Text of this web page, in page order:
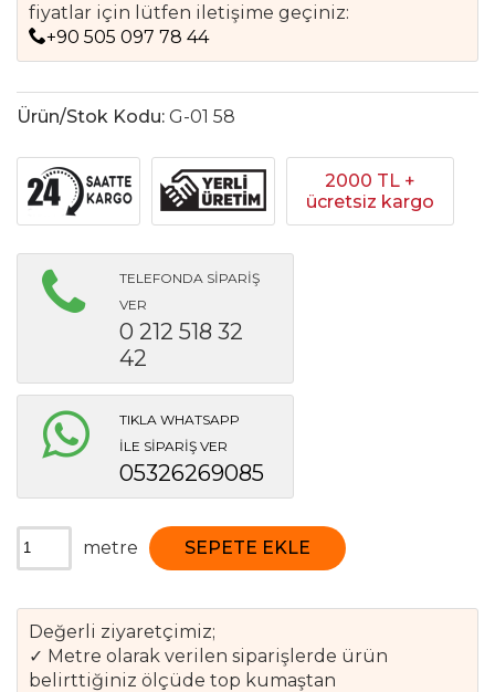
fiyatlar için lütfen iletişime geçiniz:
+90 505 097 78 44
Ürün/Stok Kodu: G-01 58
2000 TL +
ücretsiz kargo
TELEFONDA SİPARİŞ
VER
0 212 518 32
42
TIKLA WHATSAPP
İLE SİPARİŞ VER
05326269085
metre SEPETE EKLE
Değerli ziyaretçimiz;
✓ Metre olarak verilen siparişlerde ürün
belirttiğiniz ölçüde top kumaştan